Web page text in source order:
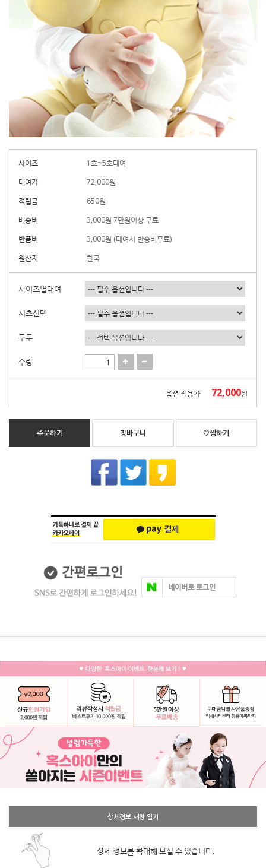
사이즈
1호~5호대여
대여가
72,000원
적립금
650원
배송비
3,000원 7만원이상 무료
반품비
3,000원 (대여시 반송비무료)
원산지
한국
사이즈별대여
셔츠선택
구두
수량
옵션 적용가 72,000원
주문하기 장바구니 ♡찜하기
상세정보 새창 열기
상세 정보를 확대해 보실 수 있습니다.